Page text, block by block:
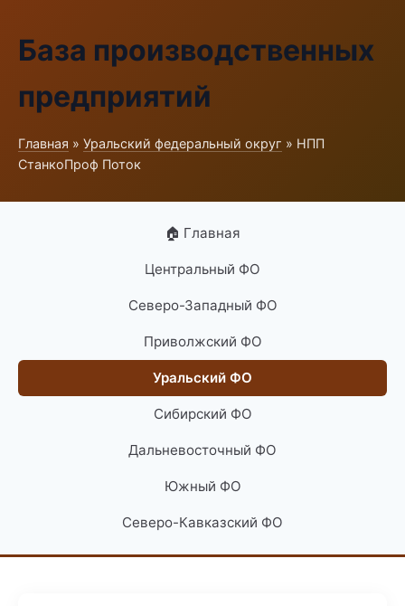
База производственных
предприятий
Главная » Уральский федеральный округ » НПП
СтанкоПроф Поток
🏠 Главная
Центральный ФО
Северо-Западный ФО
Приволжский ФО
Уральский ФО
Сибирский ФО
Дальневосточный ФО
Южный ФО
Северо-Кавказский ФО